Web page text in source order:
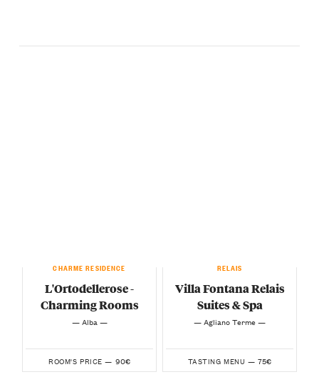
CHARME RESIDENCE
L'Ortodellerose -
Charming Rooms
— Alba —
ROOM'S PRICE — 90€
RELAIS
Villa Fontana Relais
Suites & Spa
— Agliano Terme —
TASTING MENU — 75€